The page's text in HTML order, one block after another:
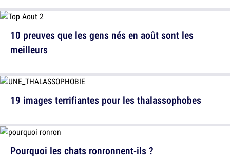
10 preuves que les gens nés en août sont les
meilleurs
Pourquoi les chats ronronnent-ils ?
19 images terrifiantes pour les thalassophobes